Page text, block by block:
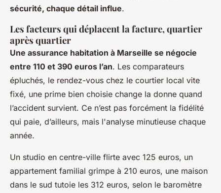
sécurité, chaque détail influe.
Les facteurs qui déplacent la facture, quartier
après quartier
Une assurance habitation à Marseille se négocie
entre 110 et 390 euros l’an. Les comparateurs
épluchés, le rendez-vous chez le courtier local vite
fixé, une prime bien choisie change la donne quand
l’accident survient. Ce n’est pas forcément la fidélité
qui paie, d’ailleurs, mais l'analyse minutieuse chaque
année.
Un studio en centre-ville flirte avec 125 euros, un
appartement familial grimpe à 210 euros, une maison
dans le sud tutoie les 312 euros, selon le baromètre